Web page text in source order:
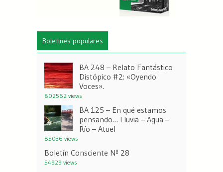
Boletines populares
BA 248 – Relato Fantástico
Distópico #2: «Oyendo
Voces».
802562 views
BA 125 – En qué estamos
pensando… Lluvia – Agua –
Río – Atuel
85036 views
Boletín Consciente Nº 28
54929 views